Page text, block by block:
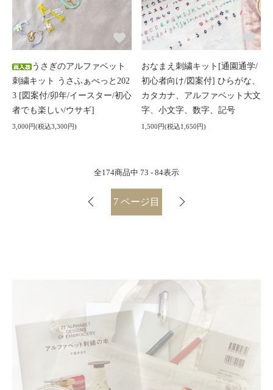
うさぎのアルファベット
刺繍キット うさふぁべっと202
3 [図案付/卯年/イースター/初心
者でも楽しい/ウサギ]
3,000円(税込3,300円)
おなまえ刺繍キット[通園通学/
初心者向け/図案付] ひらがな、
カタカナ、アルファベット大文
字、小文字、数字、記号
1,500円(税込1,650円)
全174商品中 73 - 84表示
7 ページ目